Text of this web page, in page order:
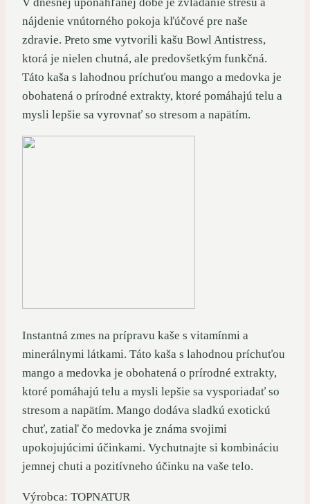
nájdenie vnútorného pokoja kľúčové pre naše
zdravie. Preto sme vytvorili kašu Bowl Antistress,
ktorá je nielen chutná, ale predovšetkým funkčná.
Táto kaša s lahodnou príchuťou mango a medovka je
obohatená o prírodné extrakty, ktoré pomáhajú telu a
mysli lepšie sa vyrovnať so stresom a napätím.
Instantná zmes na prípravu kaše s vitamínmi a
minerálnymi látkami. Táto kaša s lahodnou príchuťou
mango a medovka je obohatená o prírodné extrakty,
ktoré pomáhajú telu a mysli lepšie sa vysporiadať so
stresom a napätím. Mango dodáva sladkú exotickú
chuť, zatiaľ čo medovka je známa svojimi
upokojujúcimi účinkami. Vychutnajte si kombináciu
jemnej chuti a pozitívneho účinku na vaše telo.
Výrobca: TOPNATUR